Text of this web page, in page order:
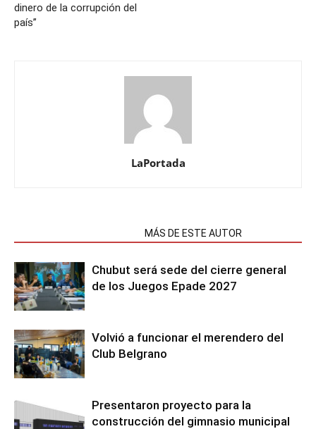
dinero de la corrupción del
país”
LaPortada
MÁS DE ESTE AUTOR
Chubut será sede del cierre general
de los Juegos Epade 2027
Volvió a funcionar el merendero del
Club Belgrano
Presentaron proyecto para la
construcción del gimnasio municipal